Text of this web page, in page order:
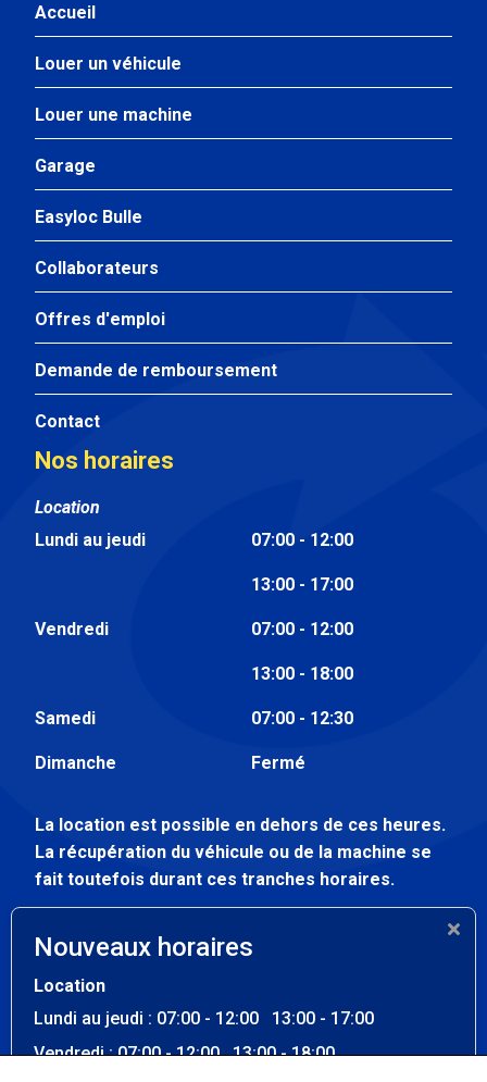
Accueil
Louer un véhicule
Louer une machine
Garage
Easyloc Bulle
Collaborateurs
Offres d'emploi
Demande de remboursement
Contact
Nos horaires
Location
Lundi au jeudi
07:00 - 12:00
13:00 - 17:00
Vendredi 07:00 - 12:00
13:00 - 18:00
Samedi 07:00 - 12:30
Dimanche Fermé
La location est possible en dehors de ces heures.
La récupération du véhicule ou de la machine se
fait toutefois durant ces tranches horaires.
Lundi au vendredi
Samedi - dimanche Fermé
Nouveaux horaires
Location
Lundi au jeudi : 07:00 - 12:00 13:00 - 17:00
Vendredi : 07:00 - 12:00 13:00 - 18:00